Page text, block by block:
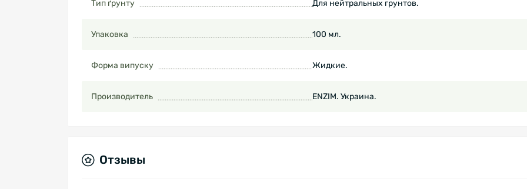
Тип ґрунту Для нейтральных грунтов.
Упаковка 100 мл.
Форма випуску Жидкие.
Производитель ENZIM. Украина.
Отзывы